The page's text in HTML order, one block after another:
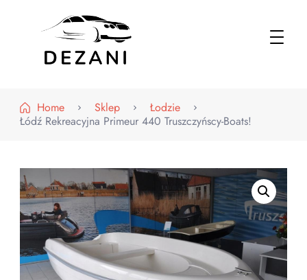
Home
Sklep
Łodzie
Łódź Rekreacyjna Primeur 440 Truszczyńscy-Boats!